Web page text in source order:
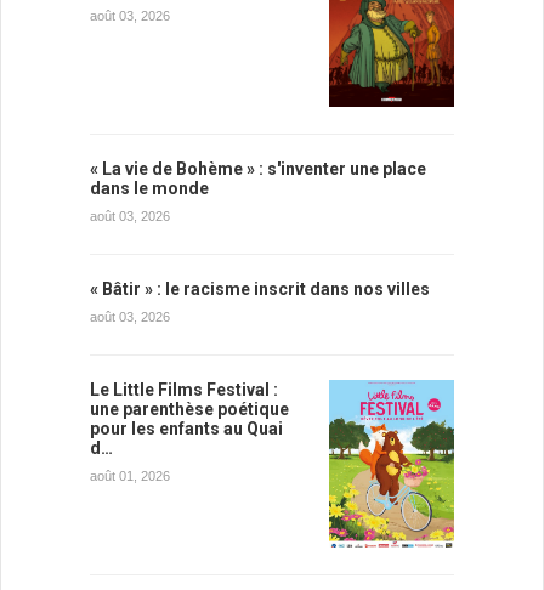
août 03, 2026
« La vie de Bohème » : s'inventer une place
dans le monde
août 03, 2026
« Bâtir » : le racisme inscrit dans nos villes
août 03, 2026
Le Little Films Festival :
une parenthèse poétique
pour les enfants au Quai
d…
août 01, 2026